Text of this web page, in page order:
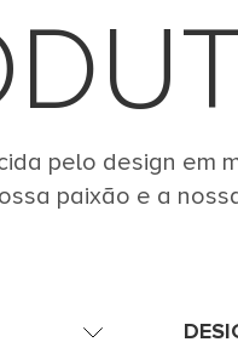
pelo design em
paixão e a